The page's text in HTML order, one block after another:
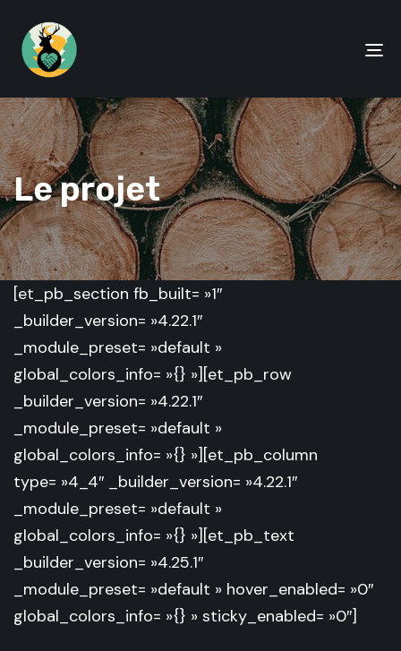
Le projet
[et_pb_section fb_built= »1″
_builder_version= »4.22.1″
_module_preset= »default »
global_colors_info= »{} »][et_pb_row
_builder_version= »4.22.1″
_module_preset= »default »
global_colors_info= »{} »][et_pb_column
type= »4_4″ _builder_version= »4.22.1″
_module_preset= »default »
global_colors_info= »{} »][et_pb_text
_builder_version= »4.25.1″
_module_preset= »default » hover_enabled= »0″
global_colors_info= »{} » sticky_enabled= »0″]